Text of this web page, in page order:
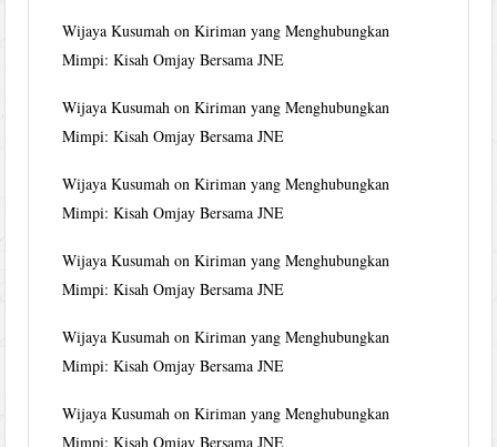
Wijaya Kusumah onKiriman yang Menghubungkan
Mimpi: Kisah Omjay Bersama JNE
Wijaya Kusumah onKiriman yang Menghubungkan
Mimpi: Kisah Omjay Bersama JNE
Wijaya Kusumah onKiriman yang Menghubungkan
Mimpi: Kisah Omjay Bersama JNE
Wijaya Kusumah onKiriman yang Menghubungkan
Mimpi: Kisah Omjay Bersama JNE
Wijaya Kusumah onKiriman yang Menghubungkan
Mimpi: Kisah Omjay Bersama JNE
Wijaya Kusumah onKiriman yang Menghubungkan
Mimpi: Kisah Omjay Bersama JNE